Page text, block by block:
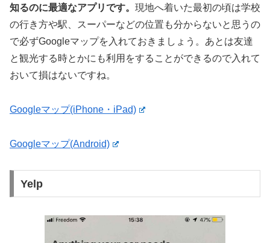
知るのに最適なアプリです。 現地へ着いた最初の頃は学校
の行き方や駅、スーパーなどの位置も分からないと思うの
で必ずGoogleマップを入れておきましょう。あとは友達
と観光する時とかにも利用をすることができるので入れて
おいて損はないですね。
Googleマップ(iPhone・iPad)
Googleマップ(Android)
Yelp